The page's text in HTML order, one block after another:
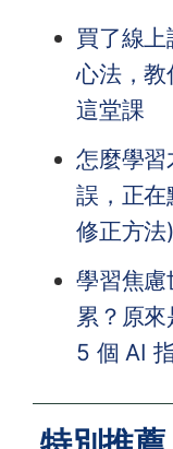
買了線
心法，
這堂課
怎麼學
誤，正
修正方法)
學習焦
累？原
5 個 AI